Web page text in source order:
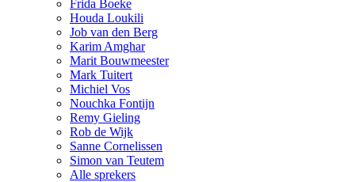
Frida Boeke
Houda Loukili
Job van den Berg
Karim Amghar
Marit Bouwmeester
Mark Tuitert
Michiel Vos
Nouchka Fontijn
Remy Gieling
Rob de Wijk
Sanne Cornelissen
Simon van Teutem
Alle sprekers